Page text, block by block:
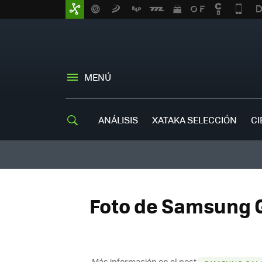
MENÚ
ANÁLISIS XATAKA SELECCIÓN
Foto de Samsung